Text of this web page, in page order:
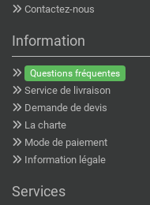
Contactez-nous
Information
Questions fréquentes
Service de livraison
Demande de devis
La charte
Mode de paiement
Information légale
Services